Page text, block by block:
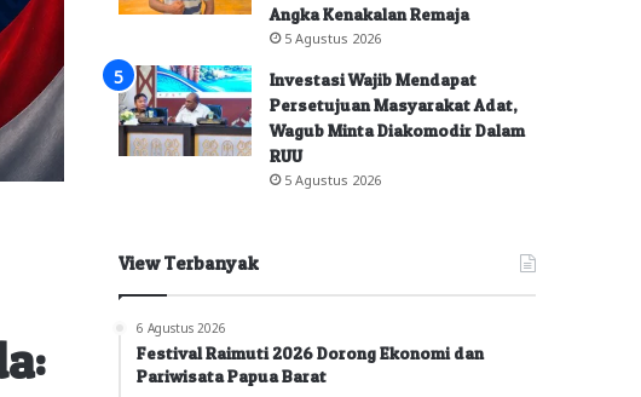
Angka Kenakalan Remaja
5 Agustus 2026
Investasi Wajib Mendapat
Persetujuan Masyarakat Adat,
Wagub Minta Diakomodir Dalam
RUU
5 Agustus 2026
View Terbanyak
6 Agustus 2026
Festival Raimuti 2026 Dorong Ekonomi dan
Pariwisata Papua Barat